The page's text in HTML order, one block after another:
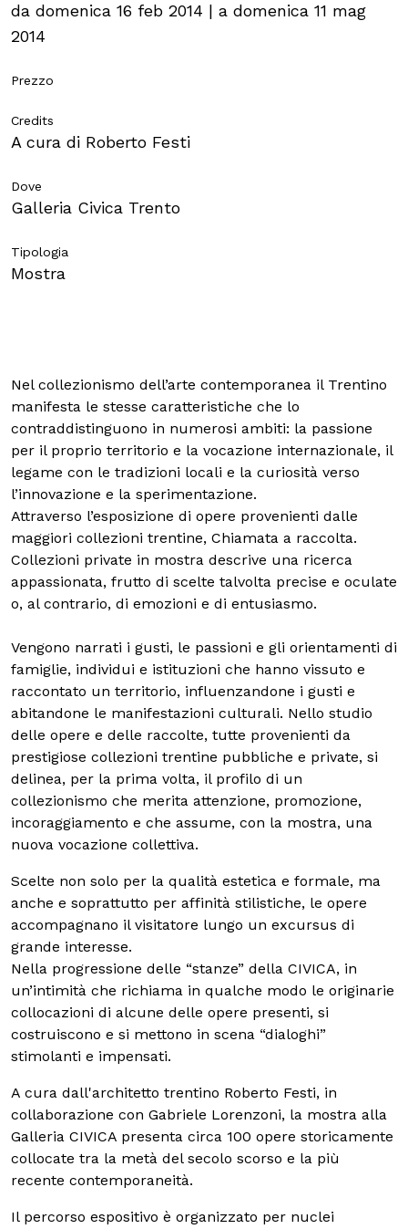
Stampa
Famiglie
da domenica 16 feb 2014 | a domenica 11 mag
2014
Prezzo
Credits
A cura di Roberto Festi
Dove
Galleria Civica Trento
Tipologia
Mostra
Nel collezionismo dell’arte contemporanea il Trentino
manifesta le stesse caratteristiche che lo
contraddistinguono in numerosi ambiti: la passione
per il proprio territorio e la vocazione internazionale, il
legame con le tradizioni locali e la curiosità verso
l’innovazione e la sperimentazione.
Attraverso l’esposizione di opere provenienti dalle
maggiori collezioni trentine, Chiamata a raccolta.
Collezioni private in mostra descrive una ricerca
appassionata, frutto di scelte talvolta precise e oculate
o, al contrario, di emozioni e di entusiasmo.
Vengono narrati i gusti, le passioni e gli orientamenti di
famiglie, individui e istituzioni che hanno vissuto e
raccontato un territorio, influenzandone i gusti e
abitandone le manifestazioni culturali. Nello studio
delle opere e delle raccolte, tutte provenienti da
prestigiose collezioni trentine pubbliche e private, si
delinea, per la prima volta, il profilo di un
collezionismo che merita attenzione, promozione,
incoraggiamento e che assume, con la mostra, una
nuova vocazione collettiva.
Scelte non solo per la qualità estetica e formale, ma
anche e soprattutto per affinità stilistiche, le opere
accompagnano il visitatore lungo un excursus di
grande interesse.
Nella progressione delle “stanze” della CIVICA, in
un’intimità che richiama in qualche modo le originarie
collocazioni di alcune delle opere presenti, si
costruiscono e si mettono in scena “dialoghi”
stimolanti e impensati.
A cura dall'architetto trentino Roberto Festi, in
collaborazione con Gabriele Lorenzoni, la mostra alla
Galleria CIVICA presenta circa 100 opere storicamente
collocate tra la metà del secolo scorso e la più
recente contemporaneità.
Il percorso espositivo è organizzato per nuclei